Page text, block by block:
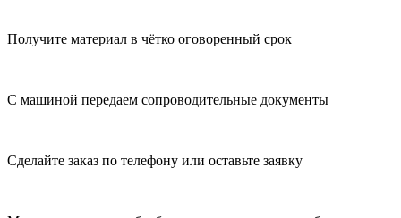
Получите материал в чётко оговоренный срок
С машиной передаем сопроводительные документы
Сделайте заказ по телефону или оставьте заявку